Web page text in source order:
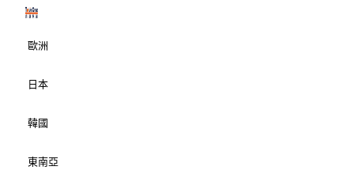
歐洲
日本
韓國
東南亞